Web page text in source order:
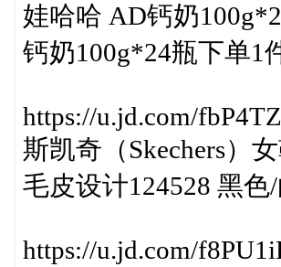
娃哈哈 AD钙奶
钙奶100g*24瓶下单1
https://u.jd.com/
斯凯奇（Skechers）
毛皮设计124528 黑
https://u.jd.com/